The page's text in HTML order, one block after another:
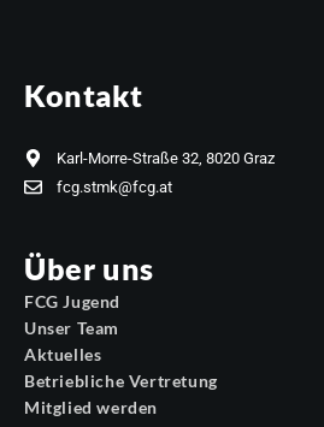
Kontakt
Karl-Morre-Straße 32, 8020 Graz
fcg.stmk@fcg.at
Über uns
FCG Jugend
Unser Team
Aktuelles
Betriebliche Vertretung
Mitglied werden